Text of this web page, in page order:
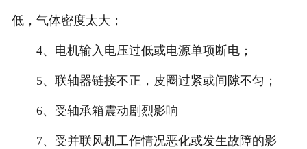
低，气体密度太大；
4、电机输入电压过低或电源单项断电；
5、联轴器链接不正，皮圈过紧或间隙不匀；
6、受轴承箱震动剧烈影响
7、受并联风机工作情况恶化或发生故障的影